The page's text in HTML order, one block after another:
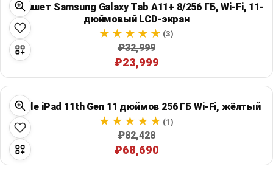
Categories
Brands
Global Price Tracker
Blog
Compare
Планшет Samsung Galaxy Tab A11+ 8/256 ГБ, Wi‑Fi, 11-
дюймовый LCD-экран
(3)
₽32,999
₽23,999
Apple iPad 11th Gen 11 дюймов 256 ГБ Wi‑Fi, жёлтый
(1)
₽82,428
₽68,690